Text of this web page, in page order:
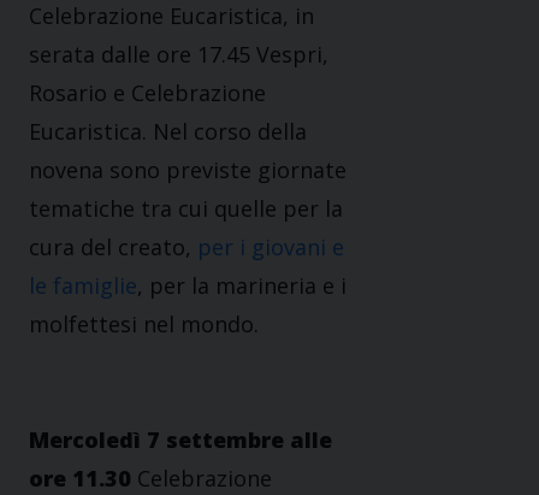
Celebrazione Eucaristica, in
serata dalle ore 17.45 Vespri,
Rosario e Celebrazione
Eucaristica. Nel corso della
novena sono previste giornate
tematiche tra cui quelle per la
cura del creato, per i giovani e
le famiglie, per la marineria e i
molfettesi nel mondo.
Mercoledì 7 settembre alle
ore 11.30 Celebrazione